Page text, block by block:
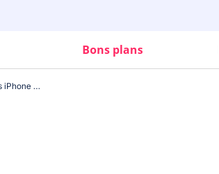
Bons plans
Et si les Galaxy S valaient bientôt plus que les iPhone d’occasion ? Cette étude rebat les cartes